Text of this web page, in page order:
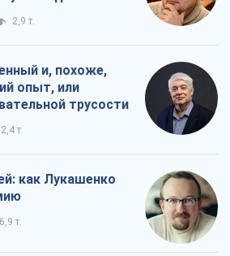
2,9 т.
и, похоже,
опыт, или
трусости
2,4 т.
как Лукашенко
т.